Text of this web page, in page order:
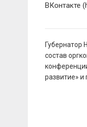
ВКонтакте
по
записям
Губернатор
состав
развитие» и